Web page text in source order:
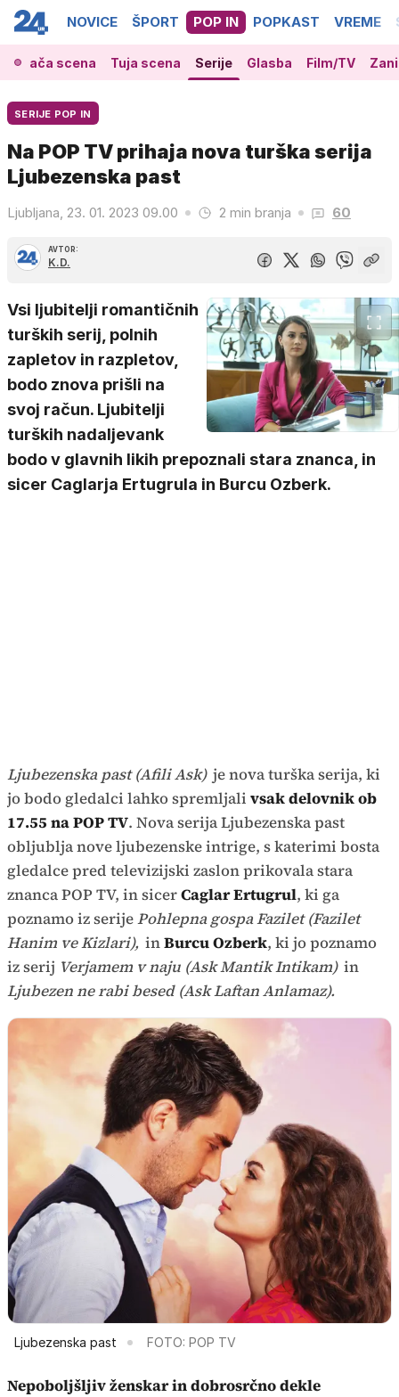
NOVICE ŠPORT POP IN POPKAST VREME
Domača scena Tuja scena Serije Glasba Film/TV
SERIJE POP IN
Na POP TV prihaja nova turška serija
Ljubezenska past
Ljubljana, 23. 01. 2023 09.00 2 min branja 60
AVTOR:
K.D.
Vsi ljubitelji romantičnih
turških serij, polnih
zapletov in razpletov,
bodo znova prišli na
svoj račun. Ljubitelji
turških nadaljevank
bodo v glavnih likih prepoznali stara znanca, in
sicer Caglarja Ertugrula in Burcu Ozberk.
Ljubezenska past (Afili Ask) je nova turška serija, ki
jo bodo gledalci lahko spremljali vsak delovnik ob
17.55 na POP TV. Nova serija Ljubezenska past
obljublja nove ljubezenske intrige, s katerimi bosta
gledalce pred televizijski zaslon prikovala stara
znanca POP TV, in sicerCaglar Ertugrul, ki ga
poznamo iz serijePohlepna gospa Fazilet (Fazilet
Hanim ve Kizlari), inBurcu Ozberk, ki jo poznamo
iz serij Verjamem v naju (Ask Mantik Intikam) in
Ljubezen ne rabi besed (Ask Laftan Anlamaz).
Ljubezenska past FOTO: POP TV
Nepoboljšljiv ženskar in dobrosrčno dekle